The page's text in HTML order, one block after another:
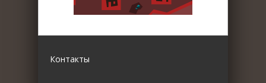
Контакты